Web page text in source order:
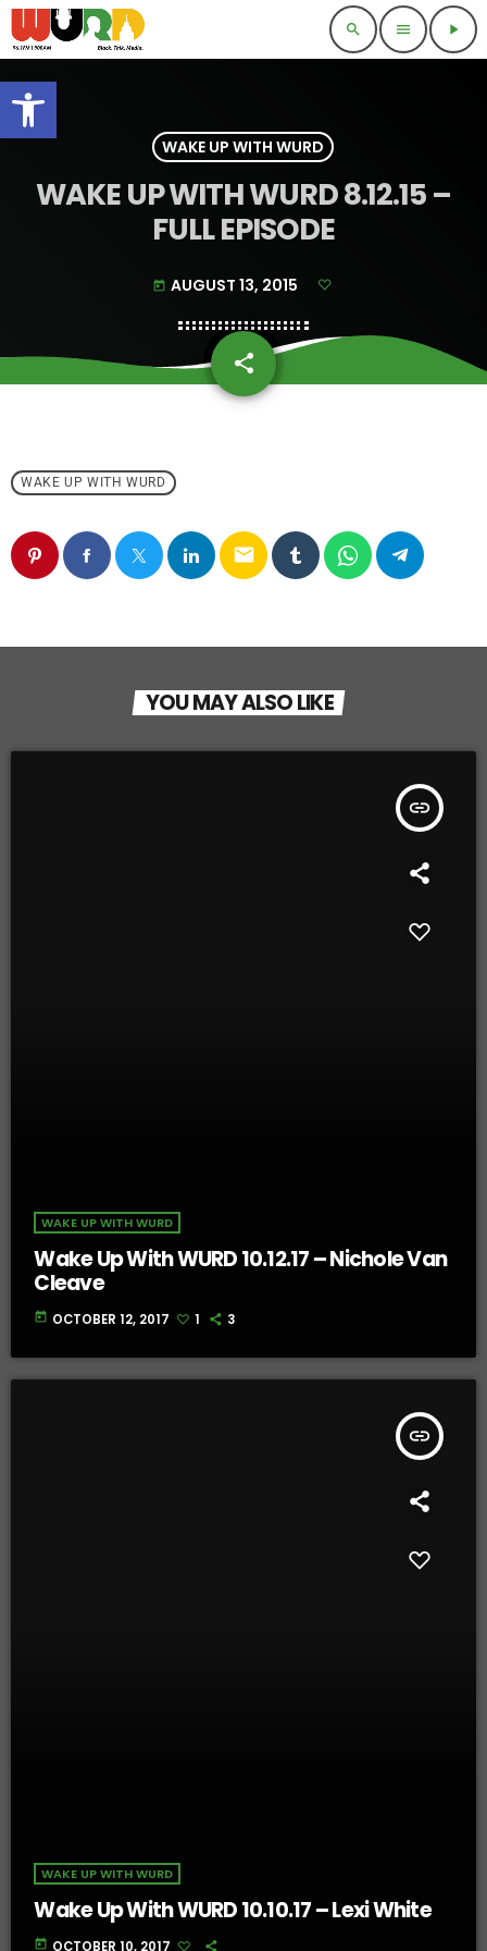
Open toolbar
search menu play_arrow
WAKE UP WITH WURD
WAKE UP WITH WURD 8.12.15 –
FULL EPISODE
today AUGUST 13, 2015
share
email
WAKE UP WITH WURD
email
YOU MAY ALSO LIKE
insert_link
WAKE UP WITH WURD
Wake Up With WURD 10.12.17 – Nichole Van
Cleave
today OCTOBER 12, 2017 1 3
insert_link
WAKE UP WITH WURD
Wake Up With WURD 10.10.17 – Lexi White
today OCTOBER 10, 2017